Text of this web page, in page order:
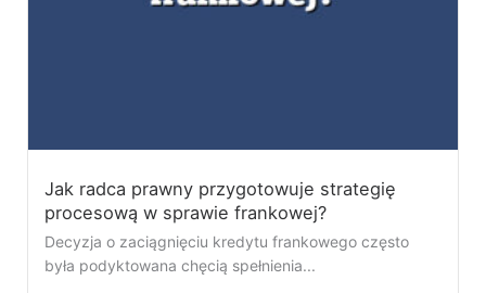
Jak radca prawny przygotowuje strategię
procesową w sprawie frankowej?
Decyzja o zaciągnięciu kredytu frankowego często
była podyktowana chęcią spełnienia...